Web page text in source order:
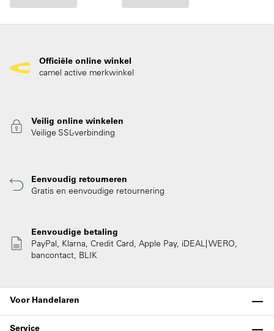
Officiële online winkel
camel active merkwinkel
Veilig online winkelen
Veilige SSL-verbinding
Eenvoudig retourneren
Gratis en eenvoudige retournering
Eenvoudige betaling
PayPal, Klarna, Credit Card, Apple Pay, iDEAL| WERO,
bancontact, BLIK
Voor Handelaren
Service